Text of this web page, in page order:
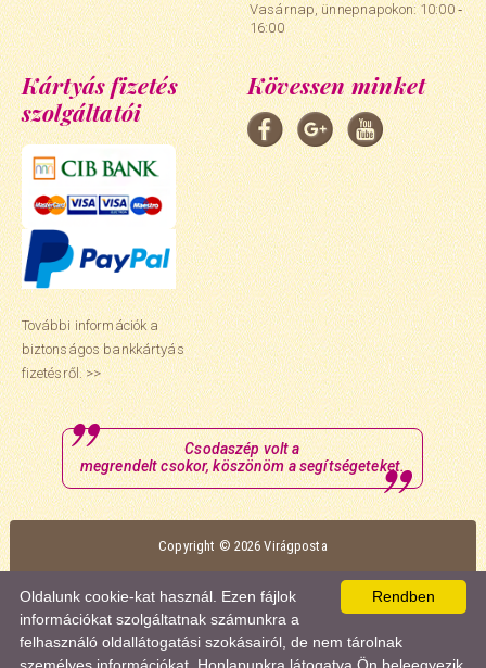
Vasárnap, ünnepnapokon: 10:00 ‑
16:00
Kártyás fizetés
szolgáltatói
További információk a
biztonságos bankkártyás
fizetésről. >>
Kövessen minket
Csodaszép volt a
megrendelt csokor, köszönöm a segítségeteket.
Copyright © 2026 Virágposta
Oldalunk optimális megtekintéséhez a Mozilla Firefox vagy a Google Chrome
böngészőt ajánljuk.
Rendben
Oldalunk cookie-kat használ. Ezen fájlok
információkat szolgáltatnak számunkra a
felhasználó oldallátogatási szokásairól, de nem tárolnak